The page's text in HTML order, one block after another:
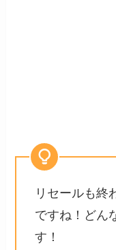
リセールも終
ですね！どん
す！